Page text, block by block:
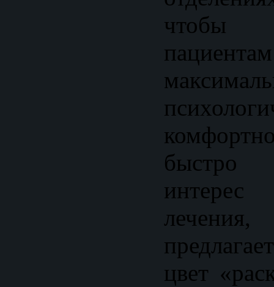
чтобы
быстро
цвет